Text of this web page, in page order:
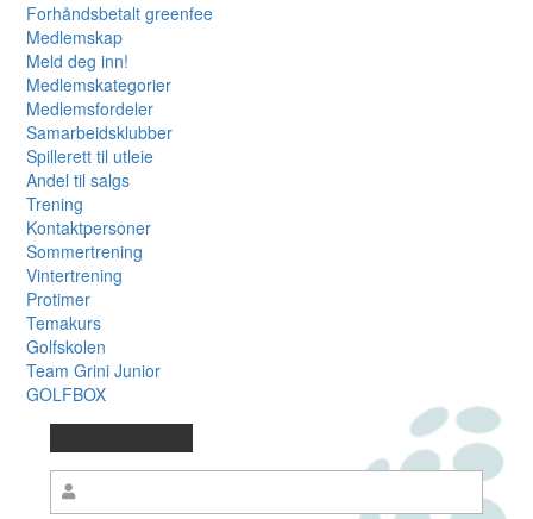
Forhåndsbetalt greenfee
Medlemskap
Meld deg inn!
Medlemskategorier
Medlemsfordeler
Samarbeidsklubber
Spillerett til utleie
Andel til salgs
Trening
Kontaktpersoner
Sommertrening
Vintertrening
Protimer
Temakurs
Golfskolen
Team Grini Junior
GOLFBOX